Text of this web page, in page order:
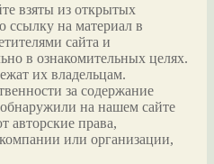
взяты из открытых
ссылку на материал в
сайта и
в ознакомительных целях.
их владельцам.
за содержание
на нашем сайте
авторские права,
или организации,